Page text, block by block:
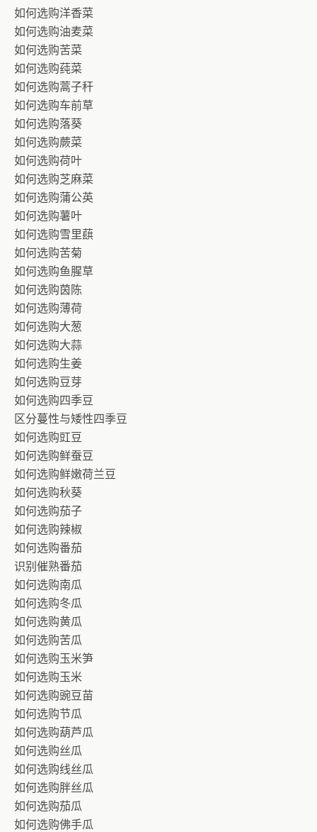
如何选购洋香菜
如何选购油麦菜
如何选购苦菜
如何选购莼菜
如何选购蒿子秆
如何选购车前草
如何选购落葵
如何选购蕨菜
如何选购荷叶
如何选购芝麻菜
如何选购蒲公英
如何选购薯叶
如何选购雪里蕻
如何选购苦菊
如何选购鱼腥草
如何选购茵陈
如何选购薄荷
如何选购大葱
如何选购大蒜
如何选购生姜
如何选购豆芽
如何选购四季豆
区分蔓性与矮性四季豆
如何选购豇豆
如何选购鲜蚕豆
如何选购鲜嫩荷兰豆
如何选购秋葵
如何选购茄子
如何选购辣椒
如何选购番茄
识别催熟番茄
如何选购南瓜
如何选购冬瓜
如何选购黄瓜
如何选购苦瓜
如何选购玉米笋
如何选购玉米
如何选购豌豆苗
如何选购节瓜
如何选购葫芦瓜
如何选购丝瓜
如何选购线丝瓜
如何选购胖丝瓜
如何选购茄瓜
如何选购佛手瓜